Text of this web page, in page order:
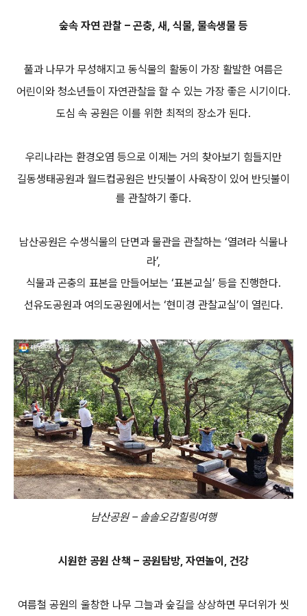
숲속 자연 관찰 – 곤충, 새, 식물, 물속생물 등
풀과 나무가 무성해지고 동식물의 활동이 가장 활발한 여름은
어린이와 청소년들이 자연관찰을 할 수 있는 가장 좋은 시기이다.
도심 속 공원은 이를 위한 최적의 장소가 된다.
우리나라는 환경오염 등으로 이제는 거의 찾아보기 힘들지만
길동생태공원과 월드컵공원은 반딧불이 사육장이 있어 반딧불이
를 관찰하기 좋다.
남산공원은 수생식물의 단면과 물관을 관찰하는 ‘열려라 식물나
라’,
식물과 곤충의 표본을 만들어보는 ‘표본교실’ 등을 진행한다.
선유도공원과 여의도공원에서는 ‘현미경 관찰교실’이 열린다.
남산공원 – 솔솔오감힐링여행
시원한 공원 산책 – 공원탐방, 자연놀이, 건강
여름철 공원의 울창한 나무 그늘과 숲길을 상상하면 무더위가 씻